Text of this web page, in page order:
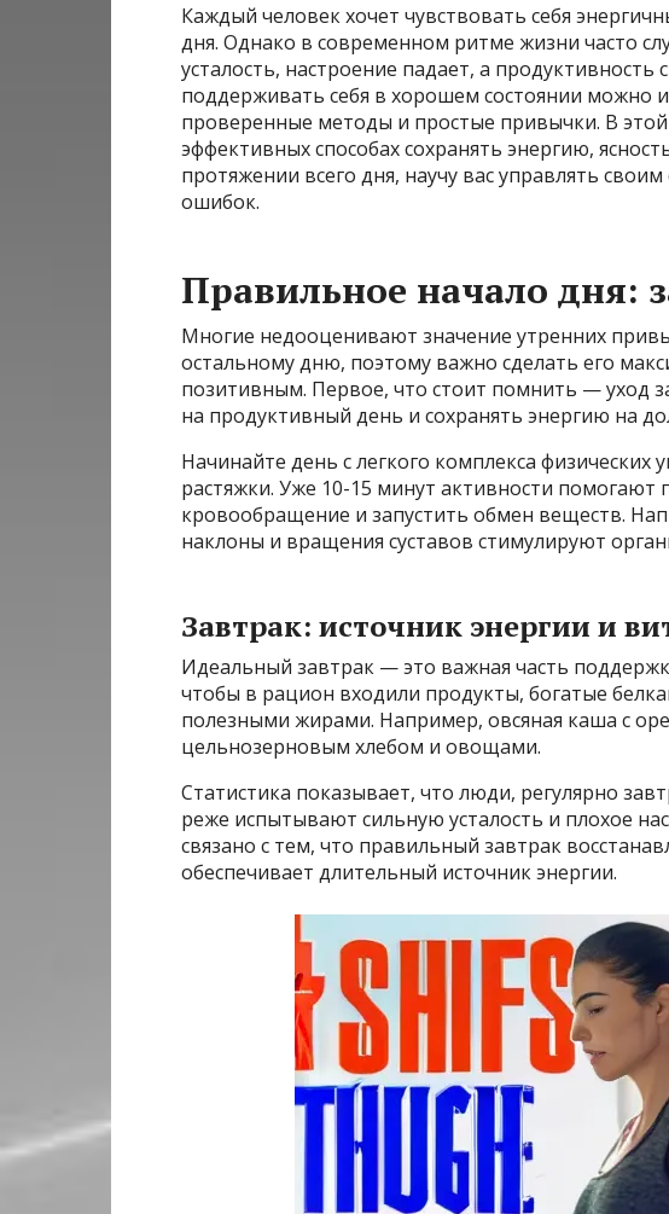
Каждый человек хочет чувствовать себя
дня. Однако в современном ритме жизни часто
усталость, настроение падает, а продуктивность
поддерживать себя в хорошем состоянии можно
проверенные методы и простые привычки. В этой
эффективных способах сохранять энергию,
протяжении всего дня, научу вас управлять
ошибок.
Правильное начало дня:
Многие недооценивают значение утренних
остальному дню, поэтому важно сделать его
позитивным. Первое, что стоит помнить — уход
на продуктивный день и сохранять энергию на
Начинайте день с легкого комплекса
растяжки. Уже 10-15 минут активности помогают
кровообращение и запустить обмен веществ.
наклоны и вращения суставов стимулируют
Завтрак: источник энергии и
Идеальный завтрак — это важная часть
чтобы в рацион входили продукты, богатые
полезными жирами. Например, овсяная каша с
цельнозерновым хлебом и овощами.
Статистика показывает, что люди, регулярно
реже испытывают сильную усталость и плохое
связано с тем, что правильный завтрак
обеспечивает длительный источник энергии.